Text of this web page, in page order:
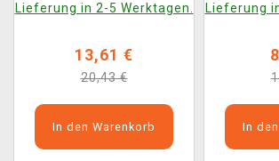
Lieferung in 2-5 Werktagen.
13,61 €
20,43 €
In den Warenkorb
Lieferung
In